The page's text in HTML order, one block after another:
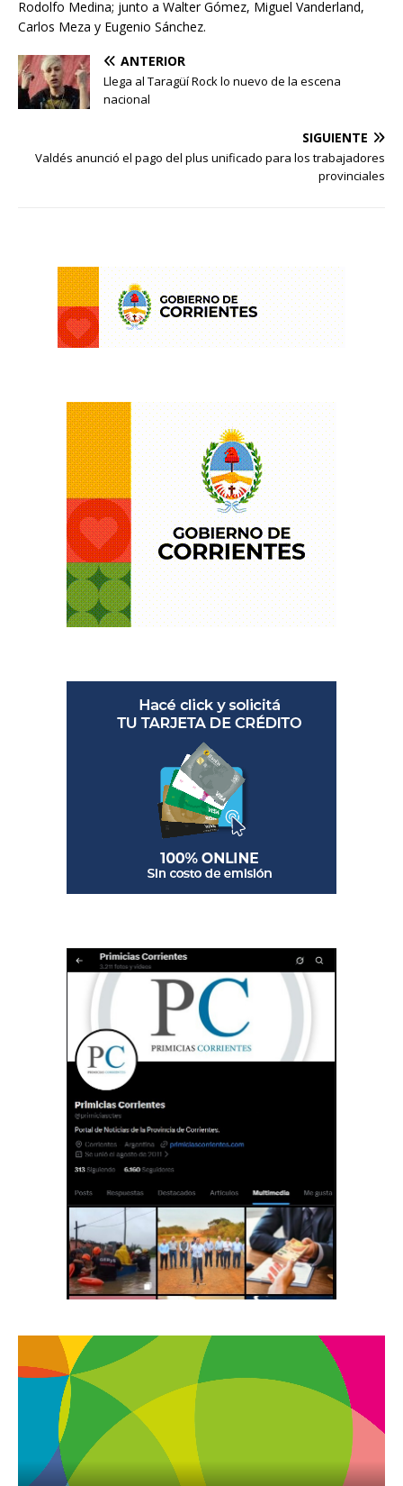
Rodolfo Medina; junto a Walter Gómez, Miguel Vanderland,
Carlos Meza y Eugenio Sánchez.
ANTERIOR
Llega al Taragüí Rock lo nuevo de la escena
nacional
SIGUIENTE
Valdés anunció el pago del plus unificado para los trabajadores
provinciales